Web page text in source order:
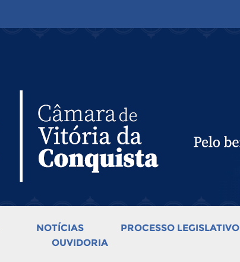
NOTÍCIAS PROCESSO LEGISLATIVO
OUVIDORIA